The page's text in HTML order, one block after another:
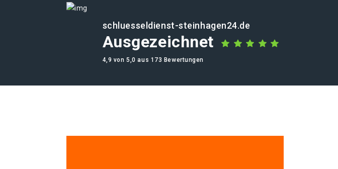
schluesseldienst-steinhagen24.de
Ausgezeichnet
4,9 von 5,0 aus 173 Bewertungen